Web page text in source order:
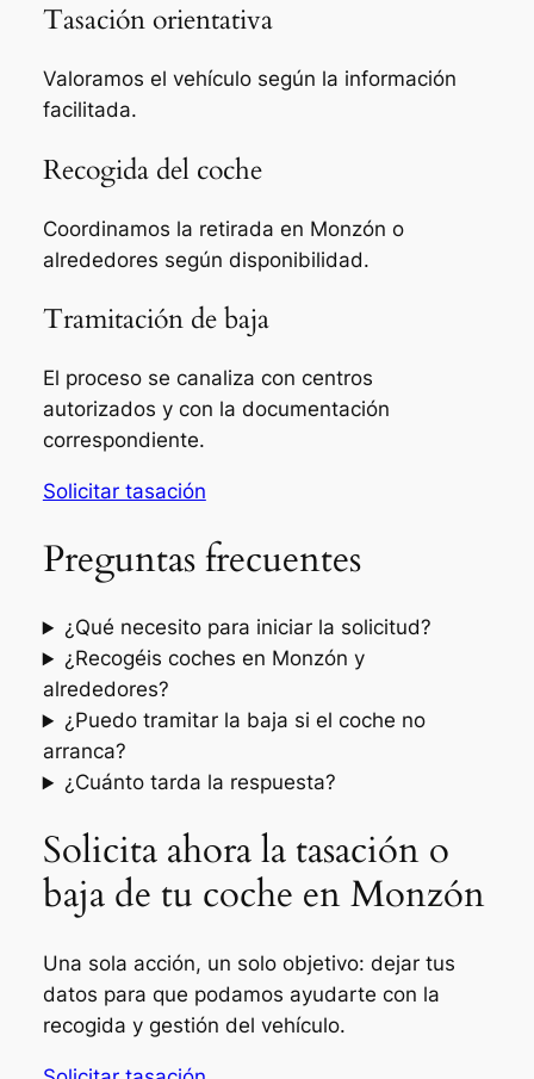
Tasación orientativa
Valoramos el vehículo según la información
facilitada.
Recogida del coche
Coordinamos la retirada en Monzón o
alrededores según disponibilidad.
Tramitación de baja
El proceso se canaliza con centros
autorizados y con la documentación
correspondiente.
Solicitar tasación
Preguntas frecuentes
¿Qué necesito para iniciar la solicitud?
¿Recogéis coches en Monzón y
alrededores?
¿Puedo tramitar la baja si el coche no
arranca?
¿Cuánto tarda la respuesta?
Solicita ahora la tasación o
baja de tu coche en Monzón
Una sola acción, un solo objetivo: dejar tus
datos para que podamos ayudarte con la
recogida y gestión del vehículo.